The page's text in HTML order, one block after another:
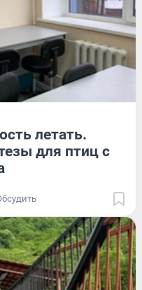
летать.
для птиц с